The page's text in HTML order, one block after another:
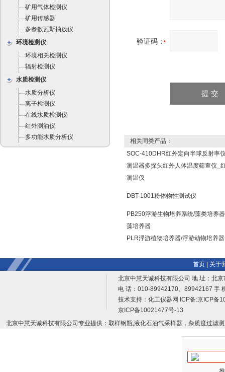
矿用气体检测仪
矿用传感器
多参数瓦斯抽放仪
环境检测仪
环境相关检测仪
辐射检测仪
水质检测仪
水质分析仪
离子检测仪
在线水质检测仪
红外测油仪
多功能水质分析仪
验证码：
相关同类产品：
SOC-410DHR红外定向半球反射率
测温器多探头红外人体温度筛查仪_
测温仪
DBT-1001粉体物性测试仪
PB250浮游生物培养系统/藻类培养
藻培养器
PLR浮游植物培养器/浮游动物培养器
首页|
关于
北京中慧天诚科技有限公司 地 址：北
电 话：010-89942170、89942167 手
技术支持： 化工仪器网 ICP备:京ICP备
京ICP备10021477号-13
北京中慧天诚科技有限公司专业提供：取样钢瓶,液化石油气采样器，杂质度过滤